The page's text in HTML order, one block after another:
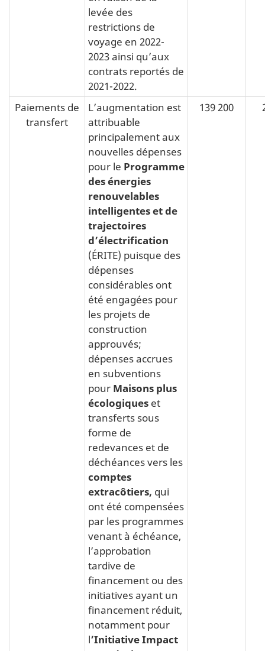
levée des
restrictions de
voyage en 2022-
2023 ainsi qu’aux
contrats reportés de
2021-2022.
Paiements de
transfert
L’augmentation est
attribuable
principalement aux
nouvelles dépenses
pour le Programme
des énergies
renouvelables
intelligentes et de
trajectoires
d’électrification
(ÉRITE) puisque des
dépenses
considérables ont
été engagées pour
les projets de
construction
approuvés;
dépenses accrues
en subventions
pour Maisons plus
écologiques et
transferts sous
forme de
redevances et de
déchéances vers les
comptes
extracôtiers, qui
ont été compensées
par les programmes
venant à échéance,
l’approbation
tardive de
financement ou des
initiatives ayant un
financement réduit,
notamment pour
l’Initiative Impact
139 200